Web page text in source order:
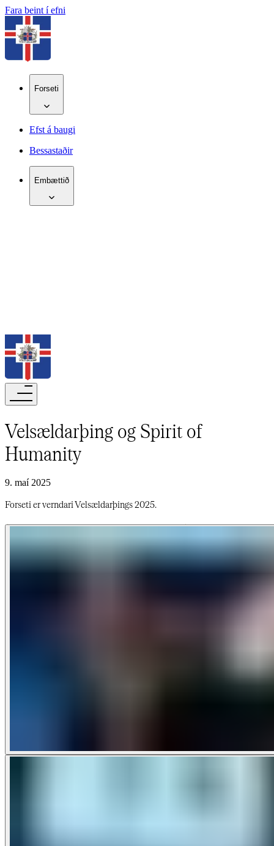
Fara beint í efni
Forseti
Efst á baugi
Bessastaðir
Embættið
Velsældarþing og Spirit of
Humanity​​​​‌ ‍ ​‍​‍‌‍ ‌ ​‍‌‍‍‌‌‍‌ ‌‍‍‌‌‍ ‍​‍​‍​ ‍‍​‍​‍‌ ​ ‌‍​‌‌‍ ‍‌‍‍‌‌ ‌​‌ ‍‌​‍ ‍‌‍‍‌‌‍ ​‍​‍​‍ ​​‍​‍‌‍‍​‌ ​‍‌‍‌‌‌‍‌‍​‍​‍​ ‍‍​‍​‍‌‍‍​‌ ‌​‌ ‌​‌ ​​‌ ​ ​‍ ​‍ ‌‍‌‍‌‍ ‌ ​‍‌ ​ ‌‍‌‌‌ ‌​‌‍‍‌​‍ ‌‌‍‍‌‌ ​ ‌‍ ​‌‍​‌‌‍ ‍‌‍‌​‌ ​ ​‍ ‍‌ ‌‍‌‍‌‌‌ ​‍‌‍​ ‌‍‌‌‌‍ ​​‍ ‍‌‍​‌‌ ​​‌ ​​​‍ ‌ ​ ‌ ‌​‌ ‌‌‌‍‌​‌‍‍‌‌‍ ​‍ ‌‍‍‌‌‍ ‍‌ ‌​‌‍‌‌‌‍ ‍‌ ‌​​‍ ‌‍‌‌‌‍‌​‌‍‍‌‌ ‌​​‍ ‌‍ ‌‌‍ ‌‍‌​‌‍‌‌​ ‌‌ ​​‌ ​‍‌‍‌‌‌ ​ ‌‍‌‌‌‍ ‍‌ ‌​‌‍​‌‌ ‌​‌‍‍‌‌‍ ‌‍ ‍​ ‍ ‌‍‍‌‌‍‌​​ ‌‌ ​ ‌​‍‌‌​‌​‌‍‍​‌​​‌‌‍‌​‌‍​ ​ ‌‌‌‌‌​‌​​ ‌‌‍​‌‌​ ‌‌‌‌‌​‍‌​ ‌​‌​ ‌​ ​ ‌‌​ ‌‌‌​‌‌‍​​ ​ ‌‌​‍​ ‍ ‌ ‌​‌ ‍‌‌ ​​‌‍‌‌​ ‌‌‍ ‍‌‍‌‌‌ ‌ ‌ ​ ​ ‍ ‌ ​​‌‍​‌‌ ‌​‌‍‍​​ ‌‌ ‌​‌‍‍‌‌ ‌​‌‍ ​‌‍‌‌​ ‌‍​‍‌‍​‌‌ ​ ‌‍‌‌‌‌‌‌‌ ​‍‌‍ ​​ ‌‌‍‍​‌ ‌​‌ ‌​‌ ​​‌ ​ ​‍‌‌​ ​‍‌​‌‍​‍‌‌​ ​‍‌​‌‍‌‍‌‍‌‍ ‌ ​‍‌ ​ ‌‍‌‌‌ ‌​‌‍‍‌​‍ ‌‌‍‍‌‌ ​ ‌‍ ​‌‍​‌‌‍ ‍‌‍‌​‌ ​ ​‍ ‍‌ ‌‍‌‍‌‌‌ ​‍‌‍​ ‌‍‌‌‌‍ ​​‍ ‍‌‍​‌‌ ​​‌ ​​​‍‌‌​ ​‍‌​‌‍‌ ​ ‌ ‌​‌ ‌‌‌‍‌​‌‍‍‌‌‍ ​‍‌‍‌‍‍‌‌‍‌​​ ‌‌ ​ ‌​‍‌‌​‌​‌‍‍​‌​​‌‌‍‌​‌‍​ ​ ‌‌‌‌‌​‌​​ ‌‌‍​‌‌​ ‌‌‌‌‌​‍‌​ ‌​‌​ ‌​ ​ ‌‌​ ‌‌‌​‌‌‍​​ ​ ‌‌​‍​‍‌‍‌ ‌​‌ ‍‌‌ ​​‌‍‌‌​ ‌‌‍ ‍‌‍‌‌‌ ‌ ‌ ​ ​‍‌‍‌ ​​‌‍​‌‌ ‌​‌‍‍​​ ‌‌ ‌​‌‍‍‌‌ ‌​‌‍ ​‌‍‌‌​‍‌‍‌ ​​‌‍‌‌‌ ​‍‌ ​ ‌ ​​‌‍‌‌‌‍​ ‌ ‌​‌‍‍‌‌ ‌‍‌‍‌‌​ ‌‌ ​​‌ ‌‌‌‍​‍‌‍ ​‌‍‍‌‌ ​ ‌‍‍​‌‍‌‌‌‍‌​​‍​‍‌ ‌
9. maí 2025
Forseti er verndari Velsældarþings 2025.​​​​‌ ‍ ​‍​‍‌‍ ‌ ​‍‌‍‍‌‌‍‌ ‌‍‍‌‌‍ ‍​‍​‍​ ‍‍​‍​‍‌ ​ ‌‍​‌‌‍ ‍‌‍‍‌‌ ‌​‌ ‍‌​‍ ‍‌‍‍‌‌‍ ​‍​‍​‍ ​​‍​‍‌‍‍​‌ ​‍‌‍‌‌‌‍‌‍​‍​‍​ ‍‍​‍​‍‌‍‍​‌ ‌​‌ ‌​‌ ​​‌ ​ ​‍ ​‍ ‌‍‌‍‌‍ ‌ ​‍‌ ​ ‌‍‌‌‌ ‌​‌‍‍‌​‍ ‌‌‍‍‌‌ ​ ‌‍ ​‌‍​‌‌‍ ‍‌‍‌​‌ ​ ​‍ ‍‌ ‌‍‌‍‌‌‌ ​‍‌‍​ ‌‍‌‌‌‍ ​​‍ ‍‌‍​‌‌ ​​‌ ​​​‍ ‌ ​ ‌ ‌​‌ ‌‌‌‍‌​‌‍‍‌‌‍ ​‍ ‌‍‍‌‌‍ ‍‌ ‌​‌‍‌‌‌‍ ‍‌ ‌​​‍ ‌‍‌‌‌‍‌​‌‍‍‌‌ ‌​​‍ ‌‍ ‌‌‍ ‌‍‌​‌‍‌‌​ ‌‌ ​​‌ ​‍‌‍‌‌‌ ​ ‌‍‌‌‌‍ ‍‌ ‌​‌‍​‌‌ ‌​‌‍‍‌‌‍ ‌‍ ‍​ ‍ ‌‍‍‌‌‍‌​​ ‌‌ ​ ‌​‍‌‌​‌​‌‍‍​‌​​‌‌‍‌​‌‍​ ​ ‌‌‌‌‌​‌​​ ‌‌‍​‌‌​ ‌‌‌‌‌​‍‌​ ‌​‌​ ‌​ ​ ‌‌​ ‌‌‌​‌‌‍​​ ​ ‌‌​‍​ ‍ ‌ ‌​‌ ‍‌‌ ​​‌‍‌‌​ ‌‌‍ ‍‌‍‌‌‌ ‌ ‌ ​ ​ ‍ ‌ ​​‌‍​‌‌ ‌​‌‍‍​​ ‌‌‍‌​‌‍‌‌‌ ​ ‌‍​ ‌ ​‍‌‍‍‌‌ ​​‌ ‌​‌‍‍‌‌‍ ‌‍ ‍​ ‌‍​‍‌‍​‌‌ ​ ‌‍‌‌‌‌‌‌‌ ​‍‌‍ ​​ ‌‌‍‍​‌ ‌​‌ ‌​‌ ​​‌ ​ ​‍‌‌​ ​‍‌​‌‍​‍‌‌​ ​‍‌​‌‍‌‍‌‍‌‍ ‌ ​‍‌ ​ ‌‍‌‌‌ ‌​‌‍‍‌​‍ ‌‌‍‍‌‌ ​ ‌‍ ​‌‍​‌‌‍ ‍‌‍‌​‌ ​ ​‍ ‍‌ ‌‍‌‍‌‌‌ ​‍‌‍​ ‌‍‌‌‌‍ ​​‍ ‍‌‍​‌‌ ​​‌ ​​​‍‌‌​ ​‍‌​‌‍‌ ​ ‌ ‌​‌ ‌‌‌‍‌​‌‍‍‌‌‍ ​‍‌‍‌‍‍‌‌‍‌​​ ‌‌ ​ ‌​‍‌‌​‌​‌‍‍​‌​​‌‌‍‌​‌‍​ ​ ‌‌‌‌‌​‌​​ ‌‌‍​‌‌​ ‌‌‌‌‌​‍‌​ ‌​‌​ ‌​ ​ ‌‌​ ‌‌‌​‌‌‍​​ ​ ‌‌​‍​‍‌‍‌ ‌​‌ ‍‌‌ ​​‌‍‌‌​ ‌‌‍ ‍‌‍‌‌‌ ‌ ‌ ​ ​‍‌‍‌ ​​‌‍​‌‌ ‌​‌‍‍​​ ‌‌‍‌​‌‍‌‌‌ ​ ‌‍​ ‌ ​‍‌‍‍‌‌ ​​‌ ‌​‌‍‍‌‌‍ ‌‍ ‍​‍‌‍‌ ​​‌‍‌‌‌ ​‍‌ ​ ‌ ​​‌‍‌‌‌‍​ ‌ ‌​‌‍‍‌‌ ‌‍‌‍‌‌​ ‌‌ ​​‌ ‌‌‌‍​‍‌‍ ​‌‍‍‌‌ ​ ‌‍‍​‌‍‌‌‌‍‌​​‍​‍‌ ‌